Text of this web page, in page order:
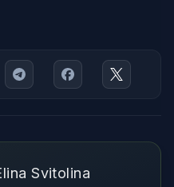
Svitolina